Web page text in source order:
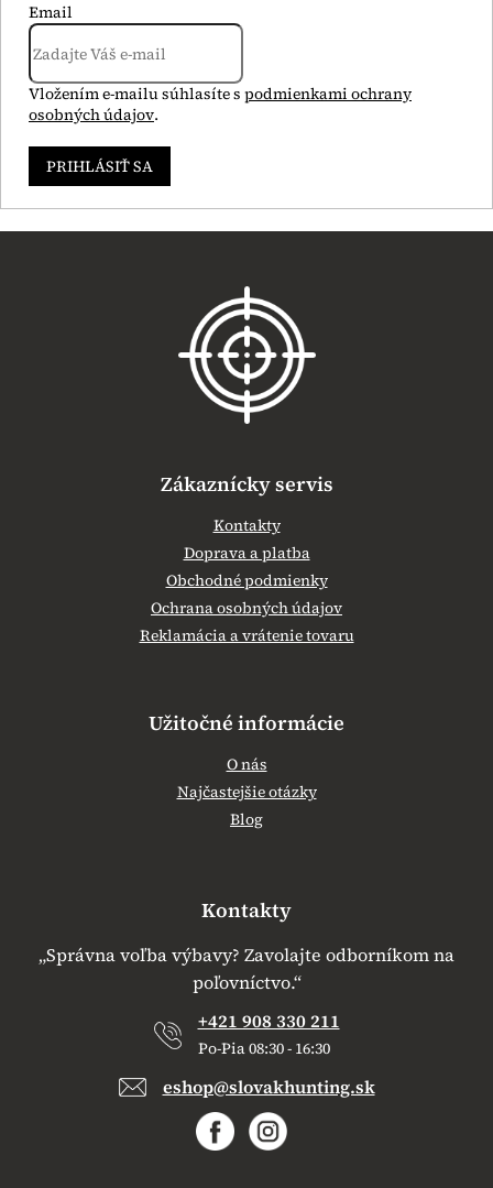
Email
Vložením e-mailu súhlasíte s podmienkami ochrany
osobných údajov.
PRIHLÁSIŤ SA
Zákaznícky servis
Kontakty
Doprava a platba
Obchodné podmienky
Ochrana osobných údajov
Reklamácia a vrátenie tovaru
Užitočné informácie
O nás
Najčastejšie otázky
Blog
Kontakty
„Správna voľba výbavy? Zavolajte odborníkom na
poľovníctvo.“
+421 908 330 211
Po-Pia 08:30 - 16:30
eshop@slovakhunting.sk